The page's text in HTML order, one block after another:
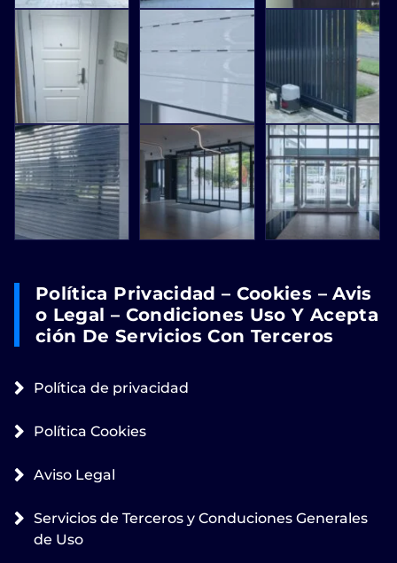
Política Privacidad – Cookies – Avis
O Legal – Condiciones Uso Y Acepta
Ción De Servicios Con Terceros
Política de privacidad
Política Cookies
Aviso Legal
Servicios de Terceros y Conduciones Generales
de Uso